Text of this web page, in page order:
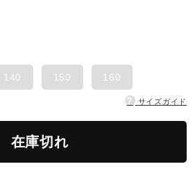
140 150 160
? サイズガイド
在庫切れ